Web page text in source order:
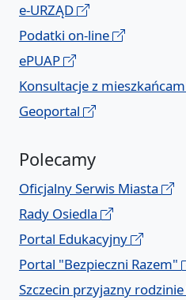
e-URZĄD
Podatki on-line
ePUAP
Konsultacje z
Geoportal
Polecamy
Oficjalny Serwis Miasta
Rady Osiedla
Portal Edukacyjny
Portal "Bezpieczni Razem"
Szczecin przyjazny rodzinie